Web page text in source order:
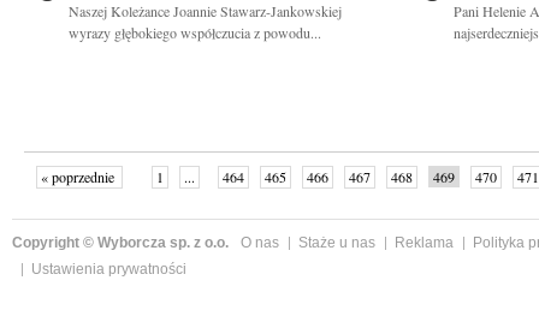
Naszej Koleżance Joannie Stawarz-Jankowskiej
wyrazy głębokiego współczucia z powodu...
Pani Helenie
« poprzednie 1 ... 464 465 466 467 468 469 470
471
Copyright © Wyborcza sp. z o.o. O nas Staże u nas Reklama
Polityka
Ustawienia prywatności